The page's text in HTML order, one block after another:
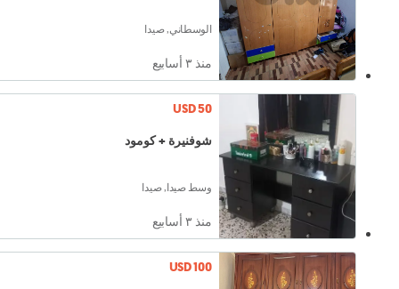
الوسطاني, صيدا
منذ ٣ أسابيع
USD 50
شوفنيرة + كومود
وسط صيدا, صيدا
منذ ٣ أسابيع
USD 100